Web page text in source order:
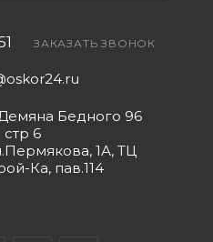
ЗАКАЗАТЬ ЗВОНОК
Бедного 96
стр 6
1А, ТЦ
Ка, пав.114